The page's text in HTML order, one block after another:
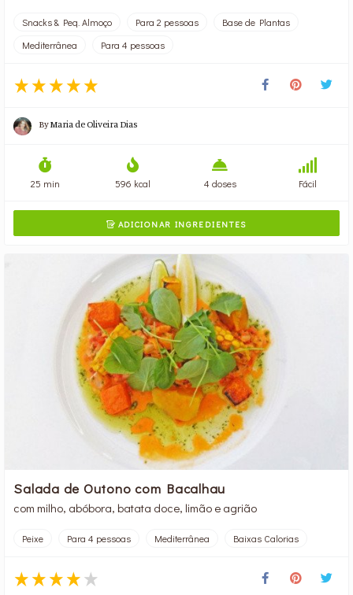
Snacks & Peq. Almoço Para 2 pessoas
Base de Plantas
Mediterrânea
Para 4 pessoas
ByMaria de Oliveira Dias
25 min 596 kcal 4 doses Fácil
ADICIONAR INGREDIENTES
Salada de Outono com Bacalhau
com milho, abóbora, batata doce, limão e agrião
Peixe Para 4 pessoas Mediterrânea Baixas Calorias